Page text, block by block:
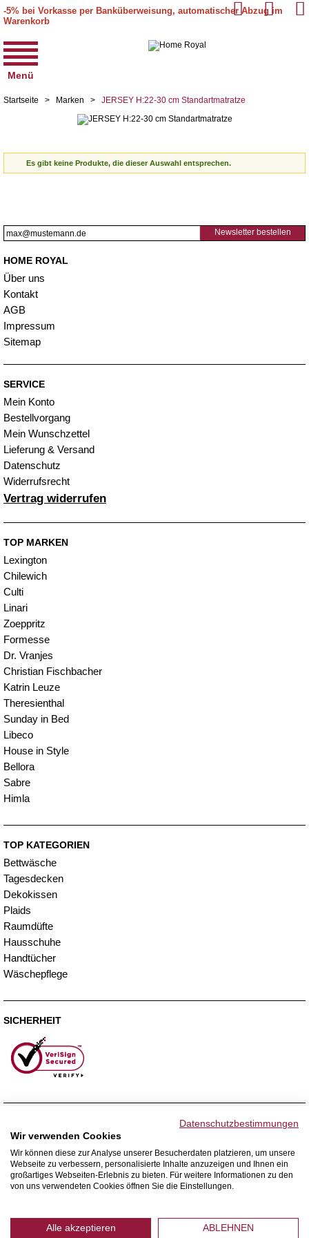
-5% bei Vorkasse per Banküberweisung, automatischer Abzug im
Warenkorb
Menü
Startseite > Marken > JERSEY H:22-30 cm Standartmatratze
Es gibt keine Produkte, die dieser Auswahl entsprechen.
Newsletter bestellen
HOME ROYAL
Über uns
Kontakt
AGB
Impressum
Sitemap
SERVICE
Mein Konto
Bestellvorgang
Mein Wunschzettel
Lieferung & Versand
Datenschutz
Widerrufsrecht
Vertrag widerrufen
TOP MARKEN
Lexington
Chilewich
Culti
Linari
Zoeppritz
Formesse
Dr. Vranjes
Christian Fischbacher
Katrin Leuze
Theresienthal
Sunday in Bed
Libeco
House in Style
Bellora
Sabre
Himla
TOP KATEGORIEN
Bettwäsche
Tagesdecken
Dekokissen
Plaids
Raumdüfte
Hausschuhe
Handtücher
Wäschepflege
SICHERHEIT
WIR VERSENDEN MIT
Datenschutzbestimmungen
Wir verwenden Cookies
Wir können diese zur Analyse unserer Besucherdaten platzieren, um unsere
Webseite zu verbessern, personalisierte Inhalte anzuzeigen und Ihnen ein
großartiges Webseiten-Erlebnis zu bieten. Für weitere Informationen zu den
von uns verwendeten Cookies öffnen Sie die Einstellungen.
Alle akzeptieren ABLEHNEN